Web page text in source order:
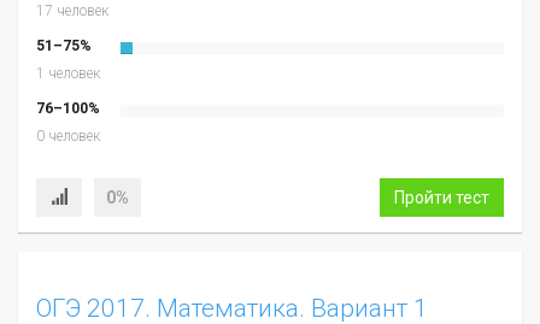
17 человек
51–75%
1 человек
76–100%
0 человек
0% Пройти тест
ОГЭ 2017. Математика. Вариант 1